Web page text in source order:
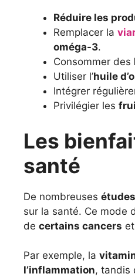
Réduire les
Remplacer la
oméga-3.
Consommer des
Utiliser l’huile
Intégrer
Privilégier les
Les
santé
De nombreuses
sur la santé. Ce mode
de certains cancers
Par exemple, la
l’inflammation, tandis